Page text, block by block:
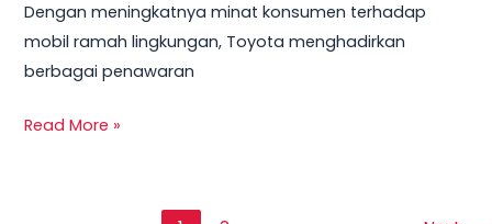
Dengan meningkatnya minat konsumen terhadap
mobil ramah lingkungan, Toyota menghadirkan
berbagai penawaran
Read More »